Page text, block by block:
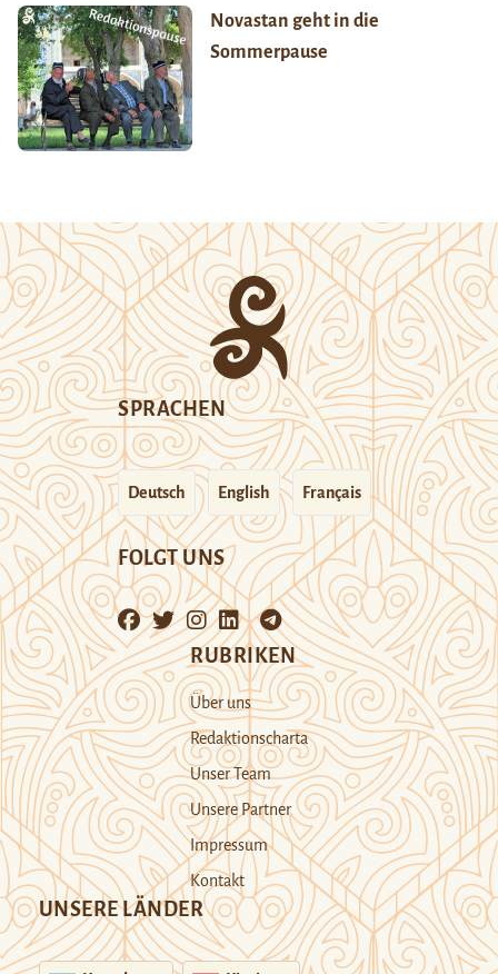
Novastan geht in die
Sommerpause
SPRACHEN
Deutsch English Français
FOLGT UNS
RUBRIKEN
Über uns
Redaktionscharta
Unser Team
Unsere Partner
Impressum
Kontakt
UNSERE LÄNDER